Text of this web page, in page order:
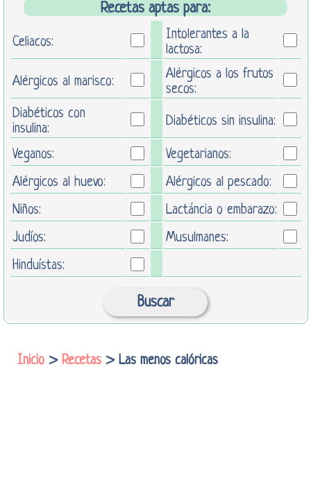
Recetas aptas para:
Celiacos:
Intolerantes a la
lactosa:
Alérgicos al marisco:
Alérgicos a los frutos
secos:
Diabéticos con
insulina:
Diabéticos sin insulina:
Veganos:
Vegetarianos:
Alérgicos al huevo:
Alérgicos al pescado:
Niños:
Lactáncia o embarazo:
Judíos:
Musulmanes:
Hinduístas:
Inicio > Recetas > Las menos calóricas